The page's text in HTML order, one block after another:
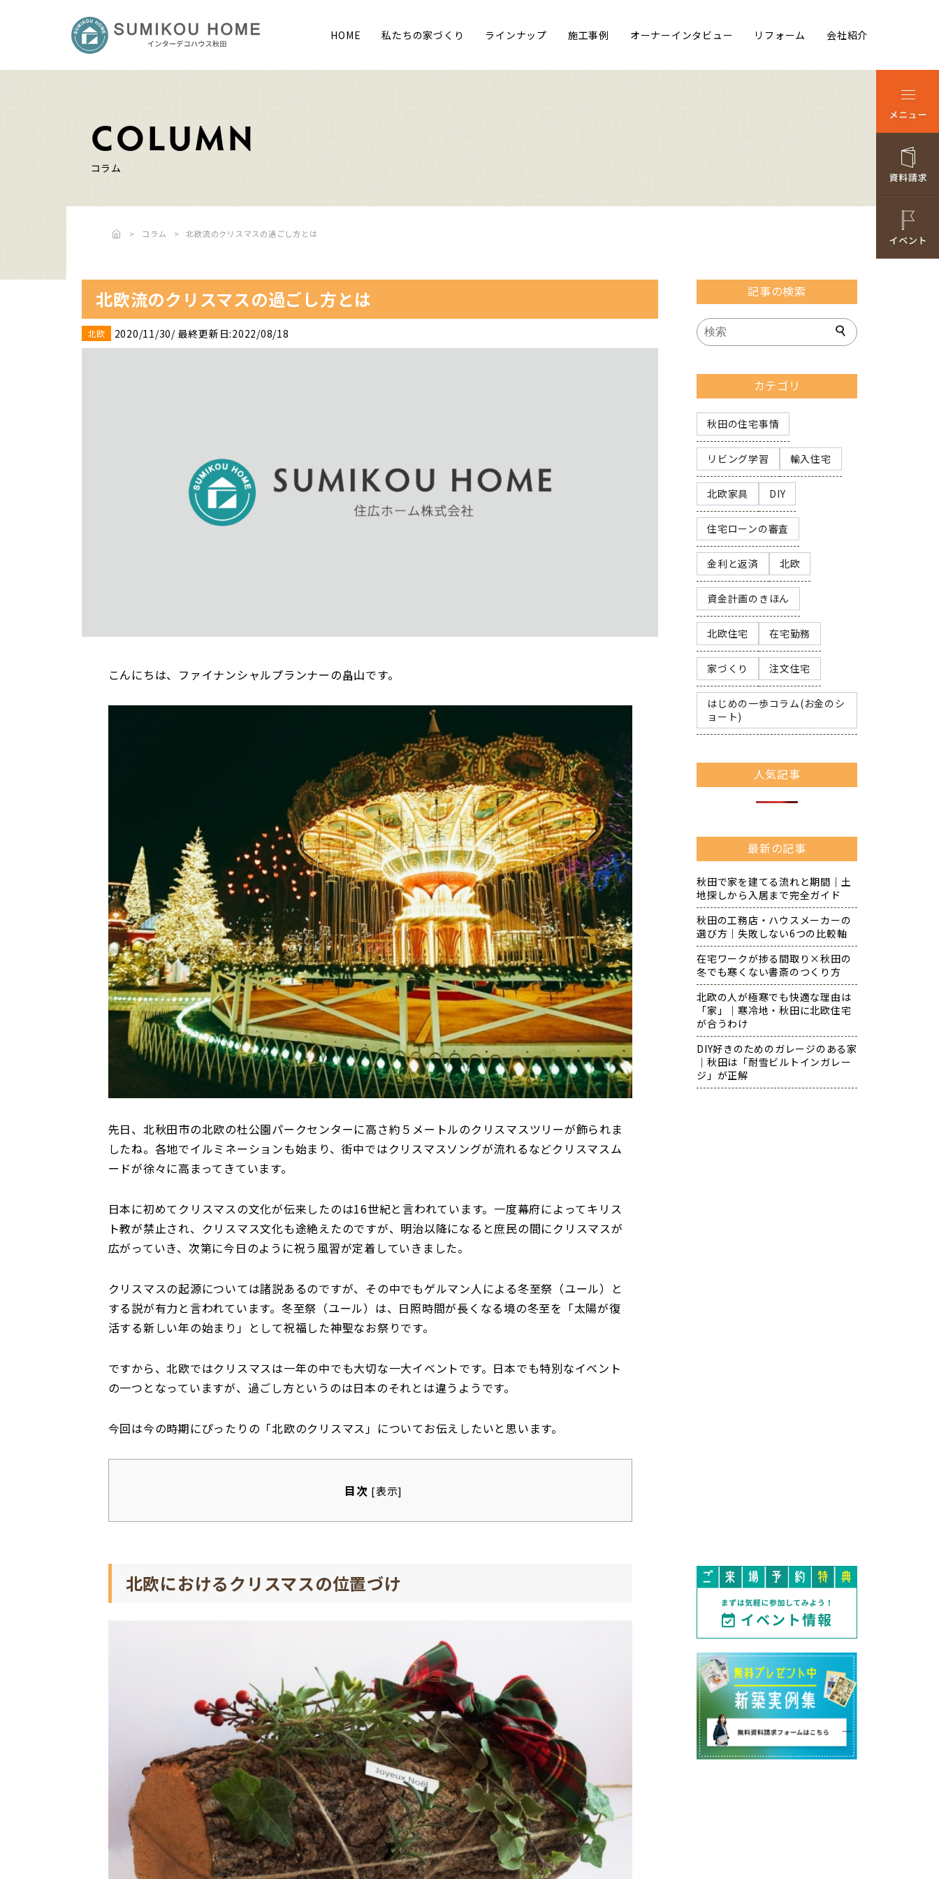
HOME 私たちの家づくり ラインナップ 施工事例 オーナーインタビュー リフォーム 会社紹介
COLUMN
コラム
コラム 北欧流のクリスマスの過ごし方とは
北欧流のクリスマスの過ごし方とは
北欧 2020/11/30/ 最終更新日:2022/08/18
こんにちは、ファイナンシャルプランナーの畠山です。
先日、北秋田市の北欧の杜公園パークセンターに高さ約５メートルのクリスマスツリーが飾られま
したね。各地でイルミネーションも始まり、街中ではクリスマスソングが流れるなどクリスマスム
ードが徐々に高まってきています。
日本に初めてクリスマスの文化が伝来したのは16世紀と言われています。一度幕府によってキリス
ト教が禁止され、クリスマス文化も途絶えたのですが、明治以降になると庶民の間にクリスマスが
広がっていき、次第に今日のように祝う風習が定着していきました。
クリスマスの起源については諸説あるのですが、その中でもゲルマン人による冬至祭（ユール）と
する説が有力と言われています。冬至祭（ユール）は、日照時間が長くなる境の冬至を「太陽が復
活する新しい年の始まり」として祝福した神聖なお祭りです。
ですから、北欧ではクリスマスは一年の中でも大切な一大イベントです。日本でも特別なイベント
の一つとなっていますが、過ごし方というのは日本のそれとは違うようです。
今回は今の時期にぴったりの「北欧のクリスマス」についてお伝えしたいと思います。
目次 [表示]
北欧におけるクリスマスの位置づけ
記事の検索
カテゴリ
秋田の住宅事情
リビング学習 輸入住宅
北欧家具 DIY
住宅ローンの審査
金利と返済 北欧
資金計画のきほん
北欧住宅 在宅勤務
家づくり 注文住宅
はじめの一歩コラム(お金のシ
ョート)
人気記事
最新の記事
秋田で家を建てる流れと期間｜土
地探しから入居まで完全ガイド
秋田の工務店・ハウスメーカーの
選び方｜失敗しない6つの比較軸
在宅ワークが捗る間取り×秋田の
冬でも寒くない書斎のつくり方
北欧の人が極寒でも快適な理由は
「家」｜寒冷地・秋田に北欧住宅
が合うわけ
DIY好きのためのガレージのある家
｜秋田は「耐雪ビルトインガレー
ジ」が正解